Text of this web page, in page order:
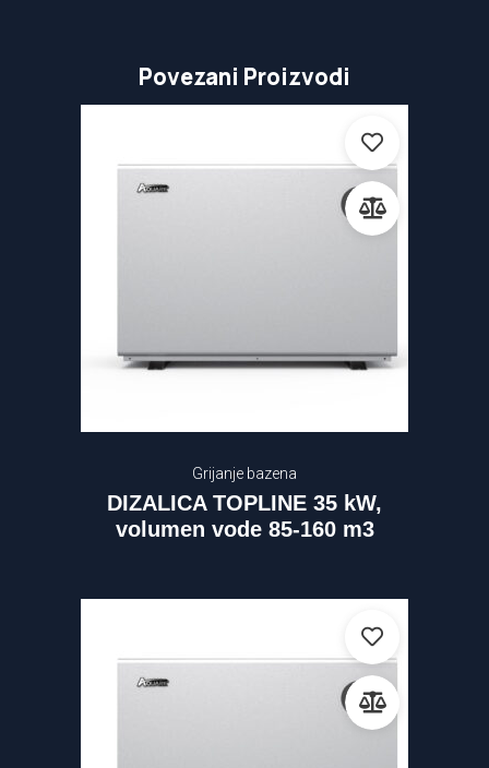
Povezani Proizvodi
Grijanje bazena
DIZALICA TOPLINE 35 kW,
volumen vode 85-160 m3